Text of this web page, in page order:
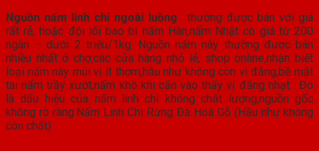
Nguồn nấm linh chi ngoài luồng : thường được bán với giá
rất rẻ, hoặc đội lối bao bì nấm Hàn,nấm Nhật có giá từ 200
ngàn – dưới 2 triệu/1kg. Nguồn nấm này thường được bán
nhiều nhất ở chợ,các cửa hàng nhỏ lẻ, shop online,nhận biết
loại nấm này mùi vị ít thơm,hầu như không còn vị đắng,bề mặt
tai nấm trầy xướt,nấm khô khi cắn vào thấy vị đắng nhạt . Đó
là dấu hiệu của nấm linh chi không chất lượng,nguồn gốc
không rõ ràng.Nấm Linh Chi Rừng Đã Hoá Gỗ (Hầu như không
còn chất)